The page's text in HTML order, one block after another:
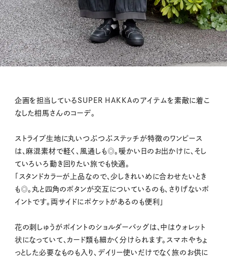
企画を担当しているSUPER HAKKAのアイテムを素敵に着こ
なした相馬さんのコーデ。
ストライプ生地に丸いつぶつぶステッチが特徴のワンピース
は、麻混素材で軽く、風通しも◎。暖かい日のお出かけに、そし
ていろいろ動き回りたい旅でも快適。
「スタンドカラーが上品なので、少しきれいめに合わせたいとき
も◎。丸と四角のボタンが交互についているのも、さりげないポ
イントです。両サイドにポケットがあるのも便利」
花の刺しゅうがポイントのショルダーバッグは、中はウォレット
状になっていて、カード類も細かく分けられます。スマホやちょ
っとした必要なものも入り、デイリー使いだけでなく旅のお供に